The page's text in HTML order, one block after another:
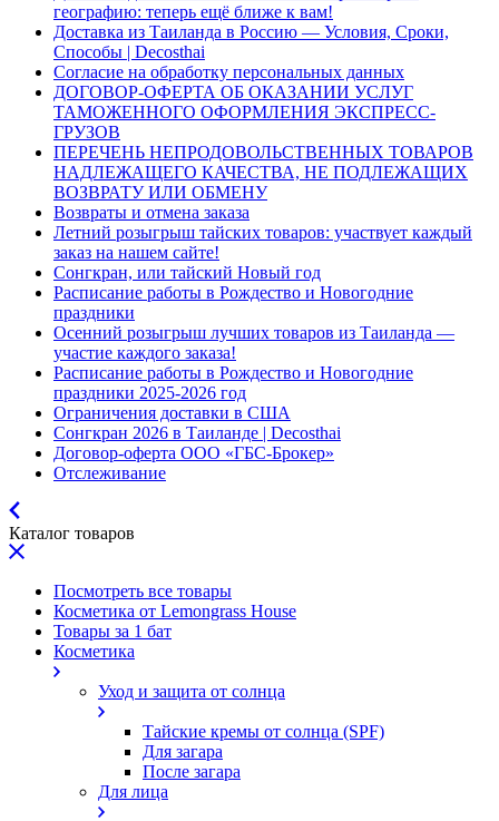
географию: теперь ещё ближе к вам!
Доставка из Таиланда в Россию — Условия, Сроки,
Способы | Decosthai
Согласие на обработку персональных данных
ДОГОВОР-ОФЕРТА ОБ ОКАЗАНИИ УСЛУГ
ТАМОЖЕННОГО ОФОРМЛЕНИЯ ЭКСПРЕСС-
ГРУЗОВ
ПЕРЕЧЕНЬ НЕПРОДОВОЛЬСТВЕННЫХ ТОВАРОВ
НАДЛЕЖАЩЕГО КАЧЕСТВА, НЕ ПОДЛЕЖАЩИХ
ВОЗВРАТУ ИЛИ ОБМЕНУ
Возвраты и отмена заказа
Летний розыгрыш тайских товаров: участвует каждый
заказ на нашем сайте!
Сонгкран, или тайский Новый год
Расписание работы в Рождество и Новогодние
праздники
Осенний розыгрыш лучших товаров из Таиланда —
участие каждого заказа!
Расписание работы в Рождество и Новогодние
праздники 2025-2026 год
Ограничения доставки в США
Сонгкран 2026 в Таиланде | Decosthai
Договор-оферта ООО «ГБС-Брокер»
Отслеживание
Каталог товаров
Посмотреть все товары
Косметика от Lemongrass House
Товары за 1 бат
Косметика
Уход и защита от солнца
Тайские кремы от солнца (SPF)
Для загара
После загара
Для лица